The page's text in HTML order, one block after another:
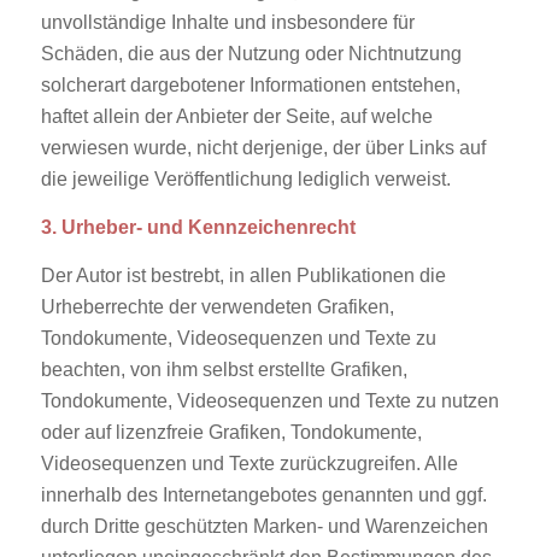
unvollständige Inhalte und insbesondere für
Schäden, die aus der Nutzung oder Nichtnutzung
solcherart dargebotener Informationen entstehen,
haftet allein der Anbieter der Seite, auf welche
verwiesen wurde, nicht derjenige, der über Links auf
die jeweilige Veröffentlichung lediglich verweist.
3. Urheber- und Kennzeichenrecht
Der Autor ist bestrebt, in allen Publikationen die
Urheberrechte der verwendeten Grafiken,
Tondokumente, Videosequenzen und Texte zu
beachten, von ihm selbst erstellte Grafiken,
Tondokumente, Videosequenzen und Texte zu nutzen
oder auf lizenzfreie Grafiken, Tondokumente,
Videosequenzen und Texte zurückzugreifen. Alle
innerhalb des Internetangebotes genannten und ggf.
durch Dritte geschützten Marken- und Warenzeichen